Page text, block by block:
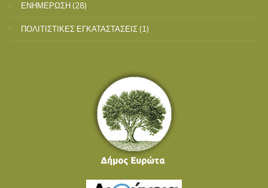
ΕΝΗΜΕΡΩΣΗ (28)
ΠΟΛΙΤΙΣΤΙΚΕΣ ΕΓΚΑΤΑΣΤΑΣΕΙΣ (1)